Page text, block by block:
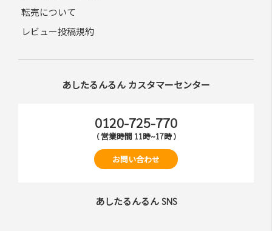
転売について
レビュー投稿規約
あしたるんるん カスタマーセンター
0120-725-770
( 営業時間 11時~17時 )
お問い合わせ
あしたるんるん SNS